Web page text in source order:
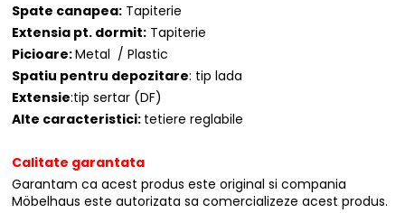
Spate canapea: Tapiterie
Extensia pt. dormit: Tapiterie
Picioare:Metal / Plastic
Spatiu pentru depozitare: tip lada
Extensie:tip sertar (DF)
Alte caracteristici: tetiere reglabile
Calitate garantata
Garantam ca acest produs este original si compania
Möbelhaus este autorizata sa comercializeze acest produs.